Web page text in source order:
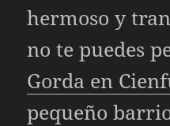
hermoso y
no te puedes
Gorda en
pequeño